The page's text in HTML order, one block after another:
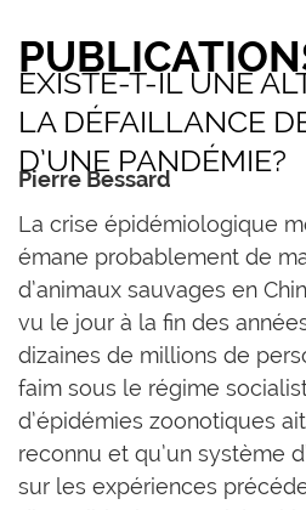
EXISTE-T-IL UNE
LA DÉFAILLANCE
D’UNE PANDÉMIE?
Pierre Bessard
La crise épidémiologique
émane probablement de
d’animaux sauvages en
vu le jour à la fin des
dizaines de millions de
faim sous le régime
d’épidémies zoonotiques
reconnu et qu’un système
sur les expériences